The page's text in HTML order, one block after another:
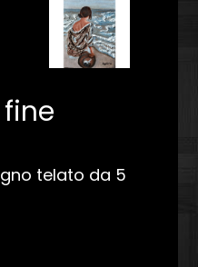
telato da 5